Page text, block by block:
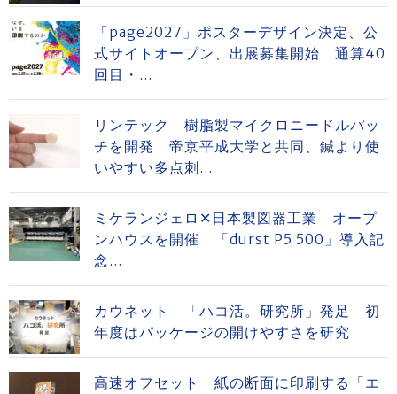
「page2027」ポスターデザイン決定、公
式サイトオープン、出展募集開始 通算40
回目・...
リンテック 樹脂製マイクロニードルパッ
チを開発 帝京平成大学と共同、鍼より使
いやすい多点刺...
ミケランジェロ✕日本製図器工業 オープ
ンハウスを開催 「durst P5 500」導入記
念...
カウネット 「ハコ活。研究所」発足 初
年度はパッケージの開けやすさを研究
高速オフセット 紙の断面に印刷する「エ